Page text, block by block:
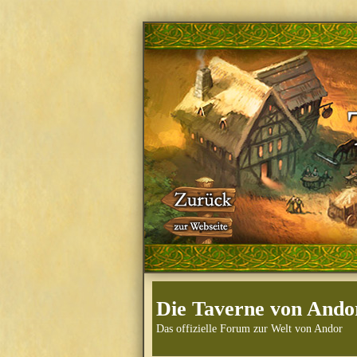
Die Taverne von
Das offizielle Forum zur Welt von Andor